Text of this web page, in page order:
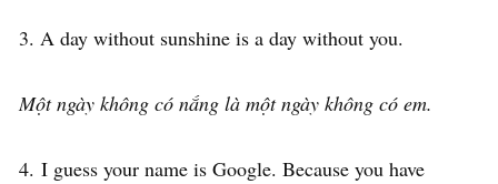
3. A day without sunshine is a day without you.
Một ngày không có nắng là một ngày không có em.
4. I guess your name is Google. Because you have